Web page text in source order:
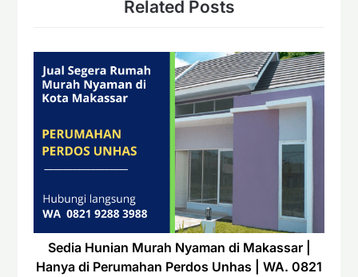
Related Posts
Sedia Hunian Murah Nyaman di Makassar |
Hanya di Perumahan Perdos Unhas | WA. 0821